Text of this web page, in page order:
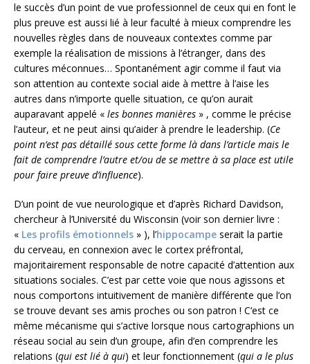
le succès d’un point de vue professionnel de ceux qui en font le
plus preuve est aussi lié à leur faculté à mieux comprendre les
nouvelles règles dans de nouveaux contextes comme par
exemple la réalisation de missions à l’étranger, dans des
cultures méconnues… Spontanément agir comme il faut via
son attention au contexte social aide à mettre à l’aise les
autres dans n’importe quelle situation, ce qu’on aurait
auparavant appelé « les bonnes manières » , comme le précise
l’auteur, et ne peut ainsi qu’aider à prendre le leadership. (Ce
point n’est pas détaillé sous cette forme là dans l’article mais le
fait de comprendre l’autre et/ou de se mettre à sa place est utile
pour faire preuve d’influence).
D’un point de vue neurologique et d’après Richard Davidson,
chercheur à l’Université du Wisconsin (voir son dernier livre :
« Les profils émotionnels » ), l’hippocampe serait la partie
du cerveau, en connexion avec le cortex préfrontal,
majoritairement responsable de notre capacité d’attention aux
situations sociales. C’est par cette voie que nous agissons et
nous comportons intuitivement de manière différente que l’on
se trouve devant ses amis proches ou son patron ! C’est ce
même mécanisme qui s’active lorsque nous cartographions un
réseau social au sein d’un groupe, afin d’en comprendre les
relations (qui est lié à qui) et leur fonctionnement (qui a le plus